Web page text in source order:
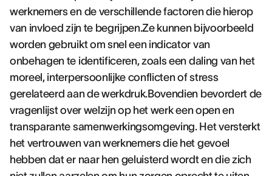
werknemers en de verschillende factoren die hierop
van invloed zijn te begrijpen.Ze kunnen bijvoorbeeld
worden gebruikt om snel een indicator van
onbehagen te identificeren, zoals een daling van het
moreel, interpersoonlijke conflicten of stress
gerelateerd aan de werkdruk.Bovendien bevordert de
vragenlijst over welzijn op het werk een open en
transparante samenwerkingsomgeving. Het versterkt
het vertrouwen van werknemers die het gevoel
hebben dat er naar hen geluisterd wordt en die zich